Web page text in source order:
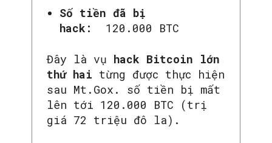
Số tiền đã bị
hack:
120.000 BTC
Đây là vụ hack Bitcoin lớn
thứ hai từng được thực hiện
sau Mt.Gox. số tiền bị mất
lên tới 120.000 BTC (trị
giá 72 triệu đô la).